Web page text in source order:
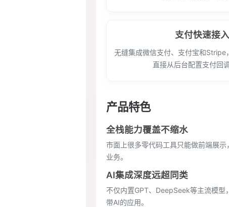
支付快速接入
无缝集成微信支付、支付宝和Stripe
直接从后台配置支付回调
产品特色
全栈能力覆盖不缩水
市面上很多零代码工具只能做前端展
业务。
AI集成深度远超同类
不仅内置GPT、DeepSeek等主流模
带AI的应用。